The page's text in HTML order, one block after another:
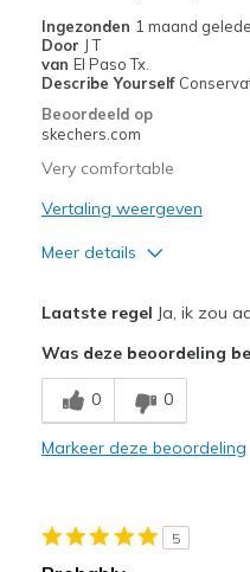
Ingezonden 1 maand
Door J T
van El Paso Tx.
Describe Yourself
Beoordeeld op
skechers.com
Very comfortable
Vertaling weergeven
Meer details
Comfortable
Stylish
Travel
Laatste regel Ja, ik zou
Was deze beoordeling
0 0
Markeer deze beoordeling
5